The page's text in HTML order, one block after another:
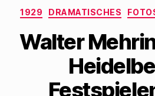
1929 DRAMATISCHES
Walter